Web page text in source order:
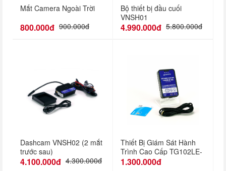
Mắt Camera Ngoài Trời
800.000đ 900.000đ
Bộ thiết bị đầu cuối
VNSH01
4.990.000đ 5.800.000đ
Dashcam VNSH02 (2 mắt
trước sau)
4.100.000đ 4.300.000đ
Thiết Bị Giám Sát Hành
Trình Cao Cấp TG102LE-
4G
1.300.000đ